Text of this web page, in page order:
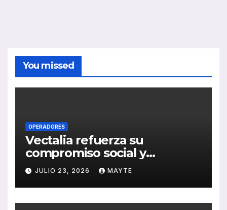
You missed
OPERADORES
Vectalia refuerza su
compromiso social y
medioambiental con la
publicación de su Memoria
de RSC 2025
JULIO 23, 2026 MAYTE